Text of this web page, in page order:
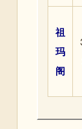
祖
玛
阁